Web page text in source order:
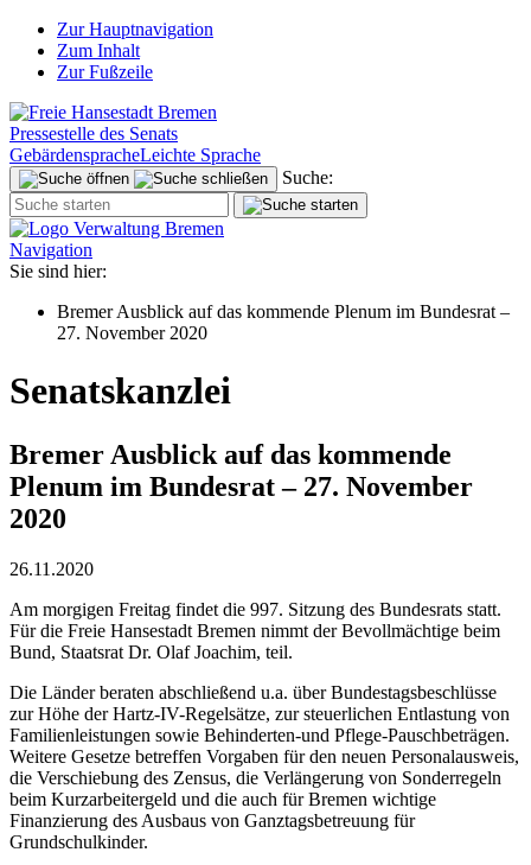
Zur Hauptnavigation
Zum Inhalt
Zur Fußzeile
Pressestelle des Senats
GebärdenspracheLeichte Sprache
Suche:
Navigation
Sie sind hier:
Bremer Ausblick auf das kommende Plenum im Bundesrat –
27. November 2020
Senatskanzlei
Bremer Ausblick auf das kommende
Plenum im Bundesrat – 27. November
2020
26.11.2020
Am morgigen Freitag findet die 997. Sitzung des Bundesrats statt.
Für die Freie Hansestadt Bremen nimmt der Bevollmächtige beim
Bund, Staatsrat Dr. Olaf Joachim, teil.
Die Länder beraten abschließend u.a. über Bundestagsbeschlüsse
zur Höhe der Hartz-IV-Regelsätze, zur steuerlichen Entlastung von
Familienleistungen sowie Behinderten-und Pflege-Pauschbeträgen.
Weitere Gesetze betreffen Vorgaben für den neuen Personalausweis,
die Verschiebung des Zensus, die Verlängerung von Sonderregeln
beim Kurzarbeitergeld und die auch für Bremen wichtige
Finanzierung des Ausbaus von Ganztagsbetreuung für
Grundschulkinder.